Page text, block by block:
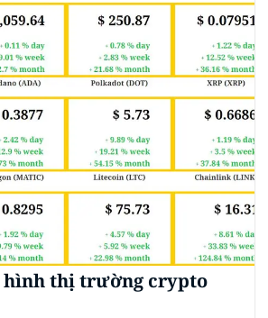
giao dịch của...
hình thị trường crypto